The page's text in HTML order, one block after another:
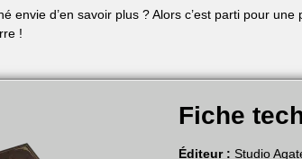
envie d’en savoir plus ? Alors c’est parti pour
!
Fiche
Éditeur : Studio